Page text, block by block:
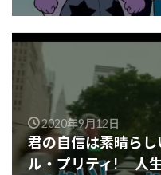
2020年9月12日
君の自信は素晴ら
ル・プリティ! 人